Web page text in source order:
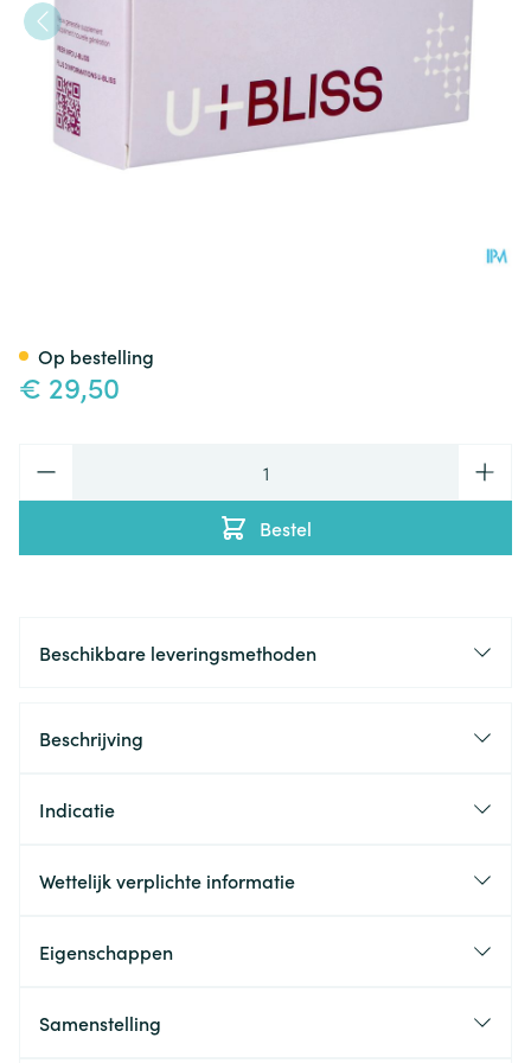
€ 29,50
Bestel
Op bestelling
Beschikbare leveringsmethoden
Beschrijving
Indicatie
Wettelijk verplichte informatie
Eigenschappen
Samenstelling